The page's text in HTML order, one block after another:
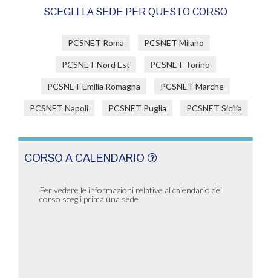
SCEGLI LA SEDE PER QUESTO CORSO
PCSNET Roma PCSNET Milano
PCSNET Nord Est PCSNET Torino
PCSNET Emilia Romagna PCSNET Marche
PCSNET Napoli PCSNET Puglia PCSNET Sicilia
CORSO A CALENDARIO
Per vedere le informazioni relative al calendario del
corso scegli prima una sede